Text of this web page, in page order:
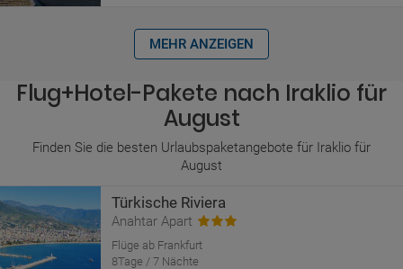
MEHR ANZEIGEN
Flug+Hotel-Pakete nach Iraklio für
August
Finden Sie die besten Urlaubspaketangebote für Iraklio für
August
Türkische Riviera
Anahtar Apart
Flüge ab Frankfurt
8Tage / 7 Nächte